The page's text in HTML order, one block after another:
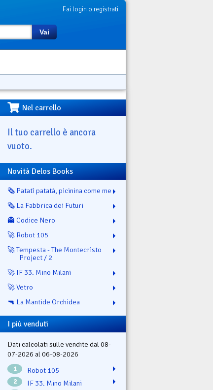
Fai login o registrati
Vai
Nel carrello
Il tuo carrello è ancora
vuoto.
Novità Delos Books
🗞️ Patatì patatà, picinina come me
🗞️ La Fabbrica dei Futuri
👻 Codice Nero
🚀 Robot 105
🚀 Tempesta - The Montecristo
Project / 2
🚀 IF 33. Mino Milani
🚀 Vetro
🔫 La Mantide Orchidea
I più venduti
Dati calcolati sulle vendite dal 08-
07-2026 al 06-08-2026
1 Robot 105
2 IF 33. Mino Milani